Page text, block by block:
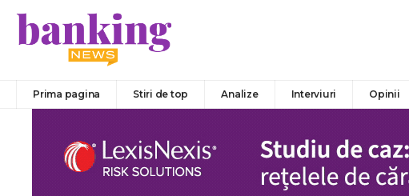
Prima pagina Stiri de top Analize Interviuri Opinii